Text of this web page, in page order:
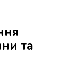
та